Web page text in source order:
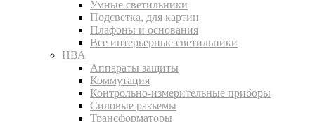
Умные светильники
Подсветка, для картин
Плафоны и основания
Все интерьерные светильники
НВА
Аппараты защиты
Коммутация
Контрольно-измерительные приборы
Силовые разъемы
Трансформаторы